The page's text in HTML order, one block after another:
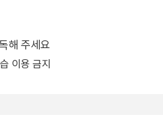
해 주세요
이용 금지